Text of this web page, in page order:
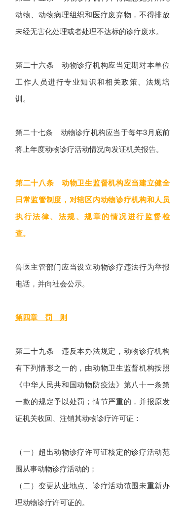
动物、动物病理组织和医疗废弃物，不得排放
未经无害化处理或者处理不达标的诊疗废水。
第二十六条 动物诊疗机构应当定期对本单位
工作人员进行专业知识和相关政策、法规培
训。
第二十七条 动物诊疗机构应当于每年3月底前
将上年度动物诊疗活动情况向发证机关报告。
第二十八条 动物卫生监督机构应当建立健全
日常监管制度，对辖区内动物诊疗机构和人员
执行法律、法规、规章的情况进行监督检
查。
兽医主管部门应当设立动物诊疗违法行为举报
电话，并向社会公示。
第四章 罚 则
第二十九条 违反本办法规定，动物诊疗机构
有下列情形之一的，由动物卫生监督机构按照
《中华人民共和国动物防疫法》第八十一条第
一款的规定予以处罚；情节严重的，并报原发
证机关收回、注销其动物诊疗许可证：
（一）超出动物诊疗许可证核定的诊疗活动范
围从事动物诊疗活动的；
（二）变更从业地点、诊疗活动范围未重新办
理动物诊疗许可证的。